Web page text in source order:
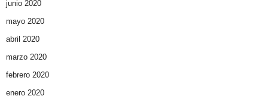
junio 2020
mayo 2020
abril 2020
marzo 2020
febrero 2020
enero 2020